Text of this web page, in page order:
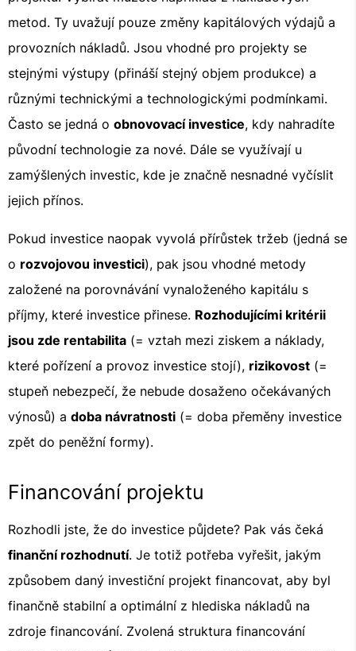
metod. Ty uvažují pouze změny kapitálových výdajů a
provozních nákladů. Jsou vhodné pro projekty se
stejnými výstupy (přináší stejný objem produkce) a
různými technickými a technologickými podmínkami.
Často se jedná o obnovovací investice, kdy nahradíte
původní technologie za nové. Dále se využívají u
zamýšlených investic, kde je značně nesnadné vyčíslit
jejich přínos.
Pokud investice naopak vyvolá přírůstek tržeb (jedná se
o rozvojovou investici), pak jsou vhodné metody
založené na porovnávání vynaloženého kapitálu s
příjmy, které investice přinese. Rozhodujícími kritérii
jsou zde rentabilita (= vztah mezi ziskem a náklady,
které pořízení a provoz investice stojí), rizikovost (=
stupeň nebezpečí, že nebude dosaženo očekávaných
výnosů) a doba návratnosti (= doba přeměny investice
zpět do peněžní formy).
Financování projektu
Rozhodli jste, že do investice půjdete? Pak vás čeká
finanční rozhodnutí. Je totiž potřeba vyřešit, jakým
způsobem daný investiční projekt financovat, aby byl
finančně stabilní a optimální z hlediska nákladů na
zdroje financování. Zvolená struktura financování